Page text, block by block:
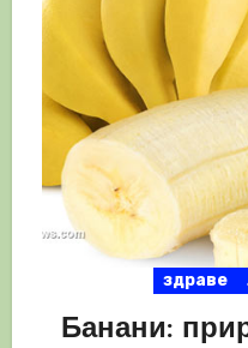
здраве
Банани: